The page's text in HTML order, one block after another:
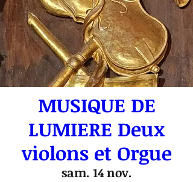
MUSIQUE DE
LUMIERE Deux
violons et Orgue
sam. 14 nov.